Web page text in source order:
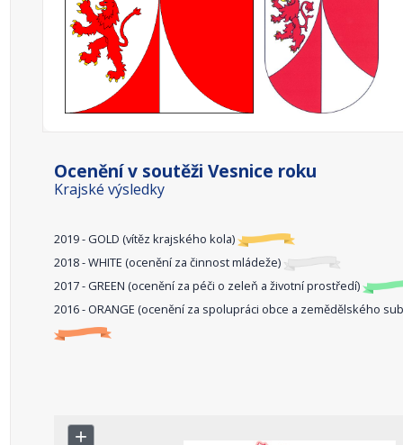
Ocenění v soutěži Vesnice roku
Krajské výsledky
2019 - GOLD (vítěz krajského kola)
2018 - WHITE (ocenění za činnost mládeže)
2017 - GREEN (ocenění za péči o zeleň a životní prostředí)
2016 - ORANGE (ocenění za spolupráci obce a zemědělského